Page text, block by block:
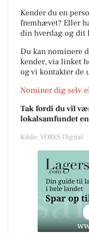
Kender du en
fremhævet? Eller
din hverdag og dit
Du kan nominere
kender, via linket
og vi kontakter de
Nominer dig selv
Tak fordi du vil
lokalsamfundet
Kilde: VORES Digital